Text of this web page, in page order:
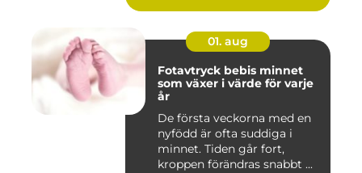
01. aug
Fotavtryck bebis minnet
som växer i värde för varje
år
De första veckorna med en
nyfödd är ofta suddiga i
minnet. Tiden går fort,
kroppen förändras snabbt ...